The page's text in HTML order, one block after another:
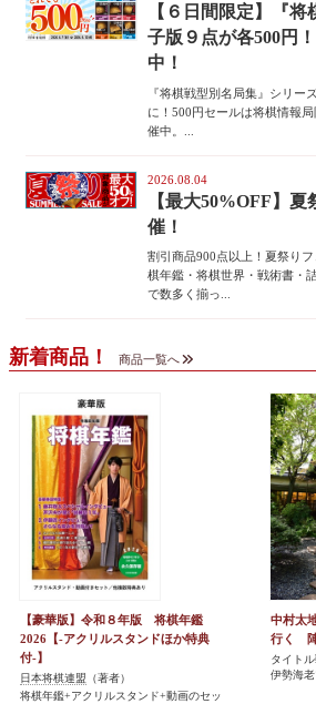
【６日間限定】『
子版９点が各500円
中！
『将棋戦型別名局集』シリー
に！500円セールは将棋情報
催中。...
2026.08.04
【最大50%OFF】夏
催！
割引商品900点以上！夏祭り
棋年鑑・将棋世界・戦術書・
で数多く揃っ...
新着商品！ 商品一覧へ
【豪華版】令和８年版 将棋年鑑
2026【-アクリルスタンドほか特典
付-】
日本将棋連盟 （著者）
将棋年鑑+アクリルスタンド+動画のセッ
中村太
行く 陣
タイト
伊勢海老